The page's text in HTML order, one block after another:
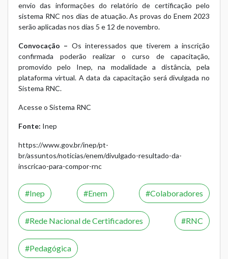
envio das informações do relatório de certificação pelo
sistema RNC nos dias de atuação. As provas do Enem 2023
serão aplicadas nos dias 5 e 12 de novembro.
Convocação – Os interessados que tiverem a inscrição
confirmada poderão realizar o curso de capacitação,
promovido pelo Inep, na modalidade a distância, pela
plataforma virtual. A data da capacitação será divulgada no
Sistema RNC.
Acesse o Sistema RNC
Fonte: Inep
https://www.gov.br/inep/pt-
br/assuntos/noticias/enem/divulgado-resultado-da-
inscricao-para-compor-rnc
Inep Enem Colaboradores
Rede Nacional de Certificadores RNC
Pedagógica